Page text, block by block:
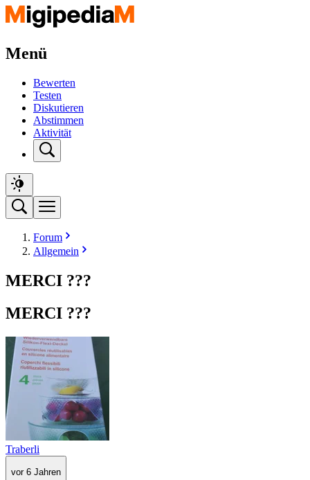
Menü
Bewerten
Testen
Diskutieren
Abstimmen
Aktivität
Forum
Allgemein
MERCI ???
MERCI ???
Traberli
vor 6 Jahren